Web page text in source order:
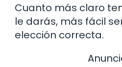
Cuanto más claro
le darás, más fácil
elección correcta.